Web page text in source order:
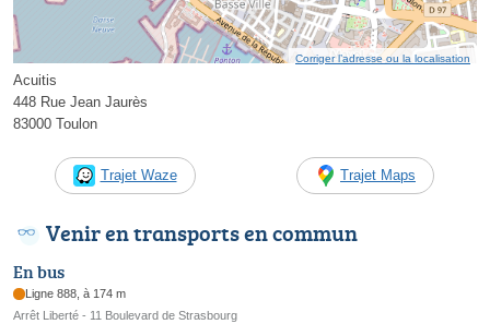
Corriger l’adresse ou la localisation
Acuitis
448 Rue Jean Jaurès
83000 Toulon
Trajet Waze Trajet Maps
Venir en transports en commun
En bus
Ligne 888, à 174 m
Arrêt Liberté - 11 Boulevard de Strasbourg